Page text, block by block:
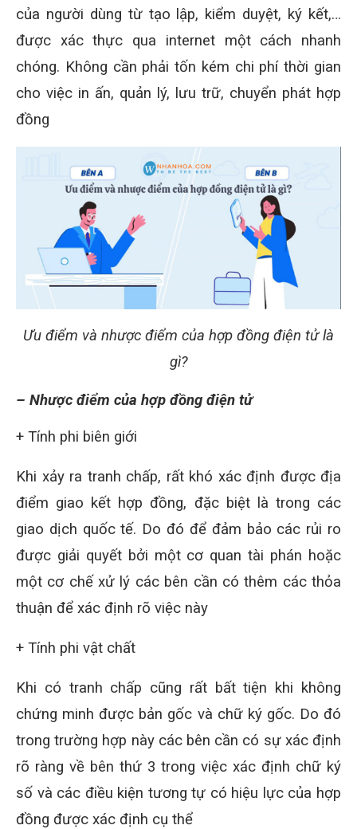
của người dùng từ tạo lập, kiểm duyệt, ký kết,…
được xác thực qua internet một cách nhanh
chóng. Không cần phải tốn kém chi phí thời gian
cho việc in ấn, quản lý, lưu trữ, chuyển phát hợp
đồng
Ưu điểm và nhược điểm của hợp đồng điện tử là
gì?
– Nhược điểm của hợp đồng điện tử
+ Tính phi biên giới
Khi xảy ra tranh chấp, rất khó xác định được địa
điểm giao kết hợp đồng, đặc biệt là trong các
giao dịch quốc tế. Do đó để đảm bảo các rủi ro
được giải quyết bởi một cơ quan tài phán hoặc
một cơ chế xử lý các bên cần có thêm các thỏa
thuận để xác định rõ việc này
+ Tính phi vật chất
Khi có tranh chấp cũng rất bất tiện khi không
chứng minh được bản gốc và chữ ký gốc. Do đó
trong trường hợp này các bên cần có sự xác định
rõ ràng về bên thứ 3 trong việc xác định chữ ký
số và các điều kiện tương tự có hiệu lực của hợp
đồng được xác định cụ thể